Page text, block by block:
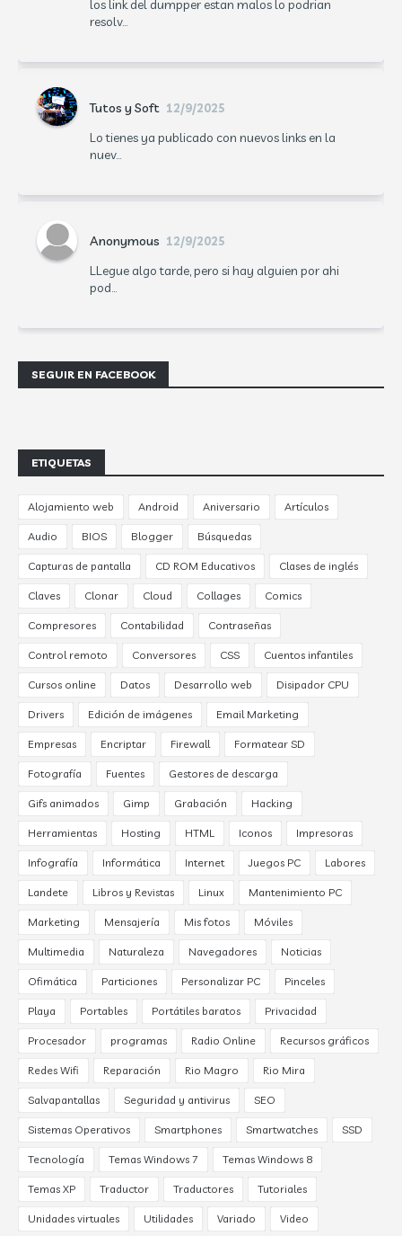
los link del dumpper estan malos lo podrian
resolv...
Tutos y Soft 12/9/2025
Lo tienes ya publicado con nuevos links en la
nuev...
Anonymous 12/9/2025
LLegue algo tarde, pero si hay alguien por ahi
pod...
SEGUIR EN FACEBOOK
ETIQUETAS
Alojamiento web Android Aniversario Artículos
Audio BIOS Blogger Búsquedas
Capturas de pantalla CD ROM Educativos Clases de inglés
Claves Clonar Cloud Collages Comics
Compresores Contabilidad Contraseñas
Control remoto Conversores CSS Cuentos infantiles
Cursos online Datos Desarrollo web Disipador CPU
Drivers Edición de imágenes Email Marketing
Empresas Encriptar Firewall Formatear SD
Fotografía Fuentes Gestores de descarga
Gifs animados Gimp Grabación Hacking
Herramientas Hosting HTML Iconos Impresoras
Infografía Informática Internet Juegos PC Labores
Landete Libros y Revistas Linux Mantenimiento PC
Marketing Mensajería Mis fotos Móviles
Multimedia Naturaleza Navegadores Noticias
Ofimática Particiones Personalizar PC Pinceles
Playa Portables Portátiles baratos Privacidad
Procesador programas Radio Online Recursos gráficos
Redes Wifi Reparación Rio Magro Rio Mira
Salvapantallas Seguridad y antivirus SEO
Sistemas Operativos Smartphones Smartwatches SSD
Tecnología Temas Windows 7 Temas Windows 8
Temas XP Traductor Traductores Tutoriales
Unidades virtuales Utilidades Variado Video